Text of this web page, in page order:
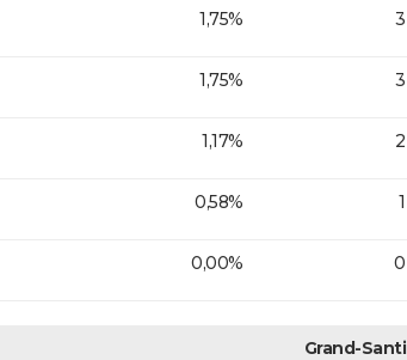
1,75% 3
1,75% 3
1,17% 2
0,58% 1
0,00% 0
Grand-Santi